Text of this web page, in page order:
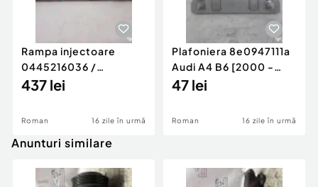
Rampa injectoare
0445216036 /
780542302 3.0 d 313
437 lei
Roman 16 zile în urmă
Plafoniera 8e0947111a
Audi A4 B6 [2000 -
2005]
47 lei
Roman 16 zile în urmă
Anunturi similare